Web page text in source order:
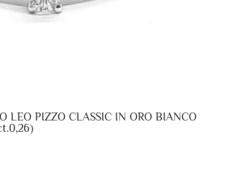
LEO PIZZO CLASSIC IN ORO BIANCO